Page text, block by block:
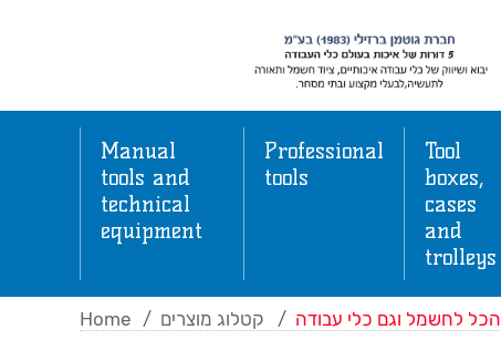
Manual
tools and
technical
equipment
Professional
tools
Tool
boxes,
cases
and
trolleys
Home / קטלוג מוצרים / הכל לחשמל וגם כלי עבודה